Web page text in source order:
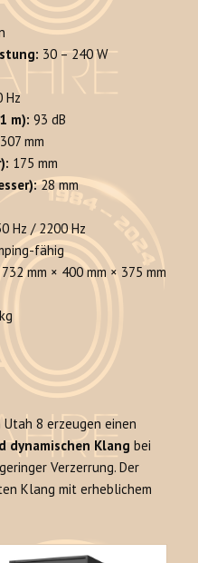
30 – 240 W
Hz
m): 93 dB
307 mm
175 mm
28 mm
Hz / 2200 Hz
fähig
732 mm × 400 mm × 375 mm
8 erzeugen einen
Klang bei
Verzerrung. Der
Klang mit erheblichem